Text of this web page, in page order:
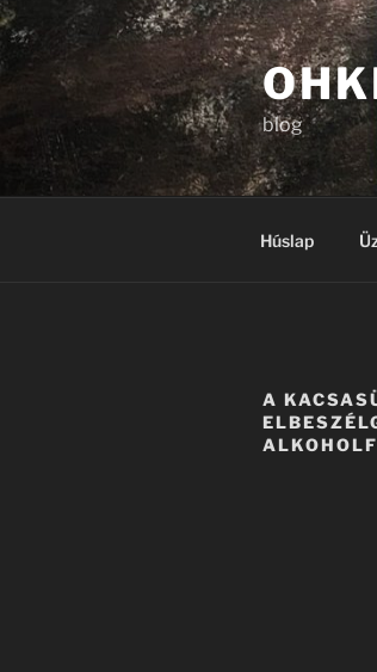
Tartalomhoz
blog
Húslap
A